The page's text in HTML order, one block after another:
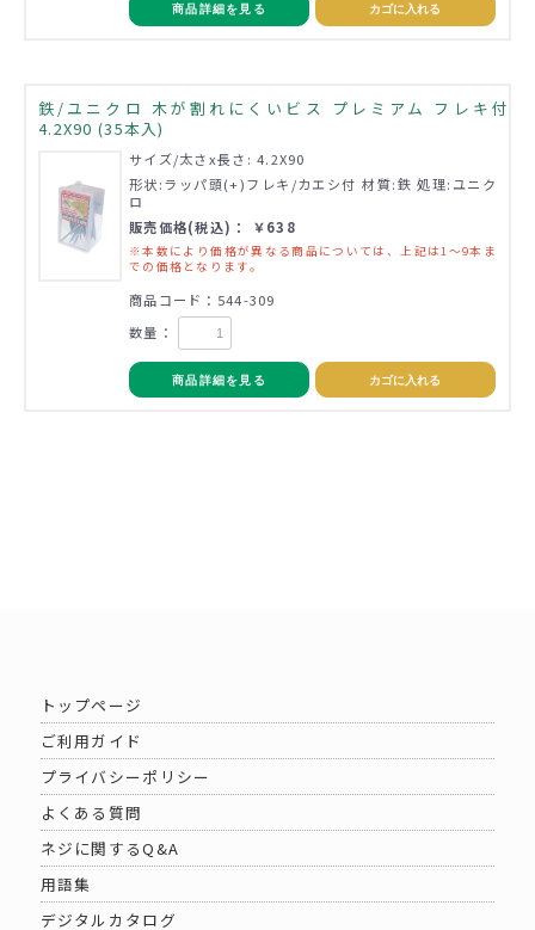
商品詳細を見る カゴに入れる
鉄/ユニクロ 木が割れにくいビス プレミアム フレキ付
4.2X90 (35本入)
サイズ/太さx長さ: 4.2X90
形状:ラッパ頭(+)フレキ/カエシ付 材質:鉄 処理:ユニク
ロ
販売価格(税込)： ￥638
※本数により価格が異なる商品については、上記は1～9本ま
での価格となります。
商品コード：544-309
数量：
商品詳細を見る カゴに入れる
トップページ
ご利用ガイド
プライバシーポリシー
よくある質問
ネジに関するQ&A
用語集
デジタルカタログ